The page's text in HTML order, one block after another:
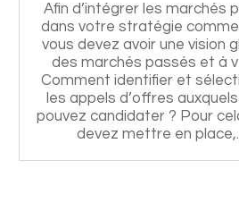
Afin d’intégrer les marchés
dans votre stratégie
vous devez avoir une vision
des marchés passés et à
Comment identifier et
les appels d’offres
pouvez candidater ? Pour
devez mettre en